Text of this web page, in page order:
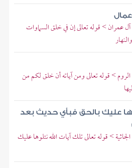
عمران > قوله تعالى إن في خلق السماوات
> قوله تعالى ومن آياته أن خلق لكم من
عليك بالحق فبأي حديث بعد
> قوله تعالى تلك آيات الله نتلوها عليك